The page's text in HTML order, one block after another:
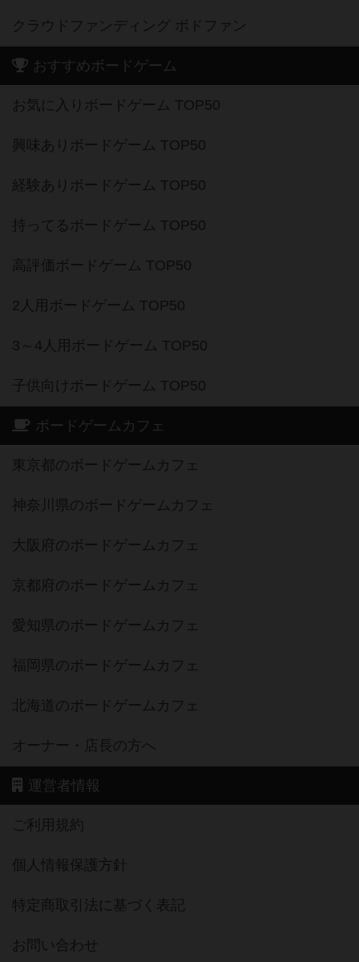
クラウドファンディング ボドファン
おすすめボードゲーム
お気に入りボードゲーム TOP50
興味ありボードゲーム TOP50
経験ありボードゲーム TOP50
持ってるボードゲーム TOP50
高評価ボードゲーム TOP50
2人用ボードゲーム TOP50
3～4人用ボードゲーム TOP50
子供向けボードゲーム TOP50
ボードゲームカフェ
東京都のボードゲームカフェ
神奈川県のボードゲームカフェ
大阪府のボードゲームカフェ
京都府のボードゲームカフェ
愛知県のボードゲームカフェ
福岡県のボードゲームカフェ
北海道のボードゲームカフェ
オーナー・店長の方へ
運営者情報
ご利用規約
個人情報保護方針
特定商取引法に基づく表記
お問い合わせ